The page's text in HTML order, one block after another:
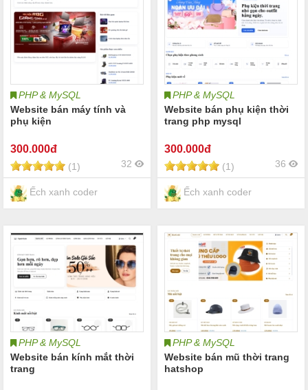
PHP & MySQL
Website bán máy tính và
phụ kiện
300.000đ
(1) 32
Ếch xanh coder
PHP & MySQL
Website bán phụ kiện thời
trang php mysql
300.000đ
(1) 36
Ếch xanh coder
PHP & MySQL
Website bán kính mắt thời
trang
PHP & MySQL
Website bán mũ thời trang
hatshop